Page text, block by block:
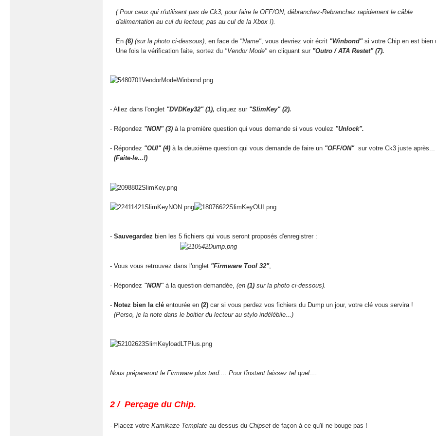
( Pour ceux qui n'utilisent pas de Ck3, pour faire le OFF/ON, débranchez-Rebranchez rapidement le câble
d'alimentation au cul du lecteur, pas au cul de la Xbox !).
En (6) (sur la photo ci-dessous) , en face de "Name" , vous devriez voir écrit "Winbond"si votre Chip en est bien
Une fois la vérification faite, sortez du "Vendor Mode" en cliquant sur "Outro / ATA Restet" (7).
- Allez dans l'onglet "DVDKey32" (1), cliquez sur "SlimKey" (2).
- Répondez "NON" (3) à la première question qui vous demande si vous voulez "Unlock".
- Répondez "OUI" (4) à la deuxième question qui vous demande de faire un "OFF/ON" sur votre Ck3 juste après...
(Faite-le...!)
- Sauvegardez bien les 5 fichiers qui vous seront proposés d'enregistrer :
- Vous vous retrouvez dans l'onglet "Firmware Tool 32",
- Répondez "NON"à la question demandée, (en (1) sur la photo ci-dessous).
- Notez bien la clé entourée en (2) car si vous perdez vos fichiers du Dump un jour, votre clé vous servira !
(Perso, je la note dans le boitier du lecteur au stylo indélébile...)
Nous prépareront le Firmware plus tard.... Pour l'instant laissez tel quel....
2 / Perçage du Chip.
- Placez votre Kamikaze Template au dessus du Chipset de façon à ce qu'il ne bouge pas !